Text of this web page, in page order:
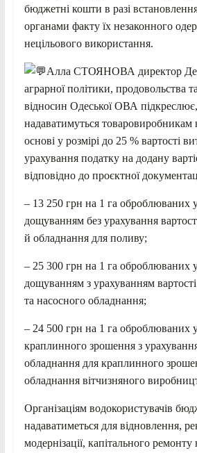
бюджетні кошти в разі
органами факту їх незаконного
нецільового використання.
Алла СТОЯНОВА директор
аграрної політики, продовольства
відносин Одеської ОВА
надаватимуться товаровиробникам
основі у розмірі до 25 % вартості
урахування податку на додану
відповідно до проєктної
– 13 250 грн на 1 га оброблюваних
дощуванням без урахування
й обладнання для поливу;
– 25 300 грн на 1 га оброблюваних
дощуванням з урахуванням
та насосного обладнання;
– 24 500 грн на 1 га оброблюваних
краплинного зрошення з
обладнання для краплинного
обладнання вітчизняного
Організаціям водокористувачів
надаватиметься для відновлення,
модернізації, капітального